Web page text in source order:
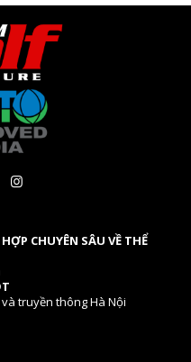
CHUYÊN SÂU VỀ THỂ
truyền thông Hà Nội